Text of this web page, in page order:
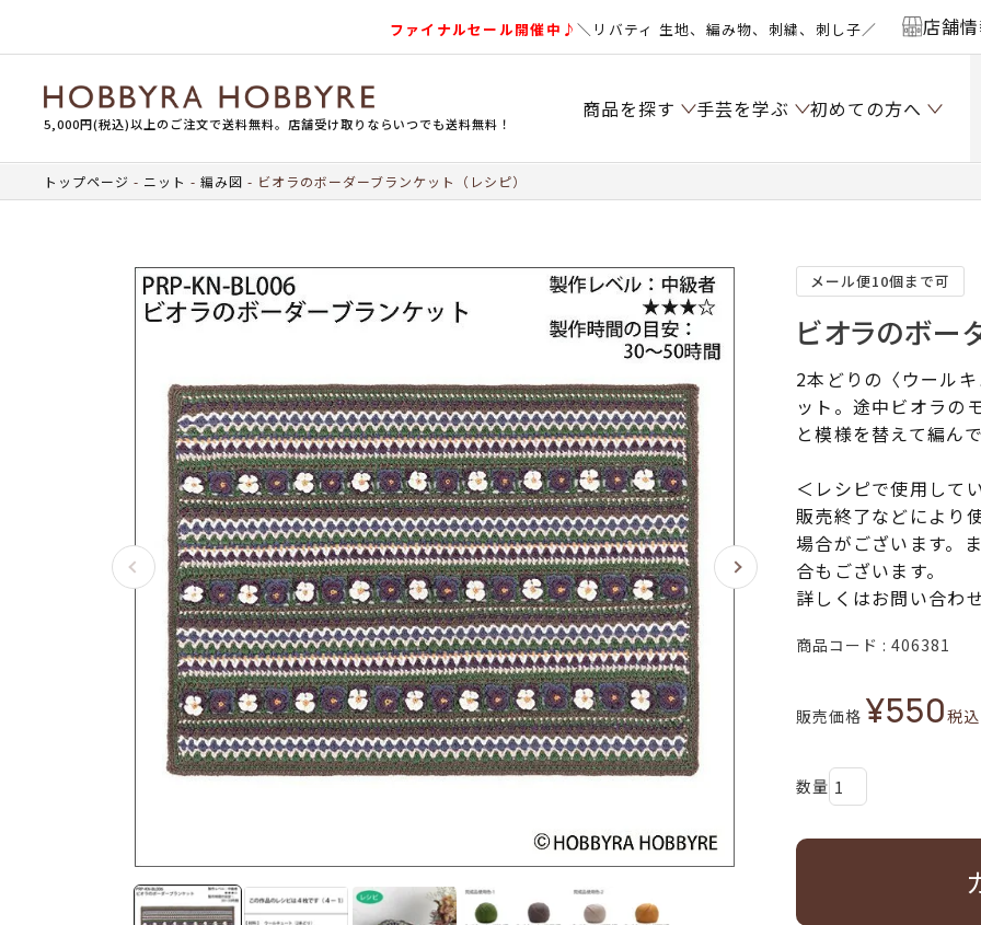
ファイナルセール開催中♪＼リバティ 生地、編み物、刺繍、刺し子／ 店舗
5,000円(税込)以上のご注文で送料無料。店舗受け取りならいつでも送料無料！
商品を探す 手芸を学ぶ 初めての方へ
トップページ ニット 編み図 ビオラのボーダーブランケット（レシピ）
メール便10個まで可
ビオラのボー
2本どりの〈ウール
ット。途中ビオラの
と模様を替えて編ん
＜レシピで使用して
販売終了などにより
場合がございます。
合もございます。
詳しくはお問い合わ
商品コード 406381
販売価格 ¥550税込